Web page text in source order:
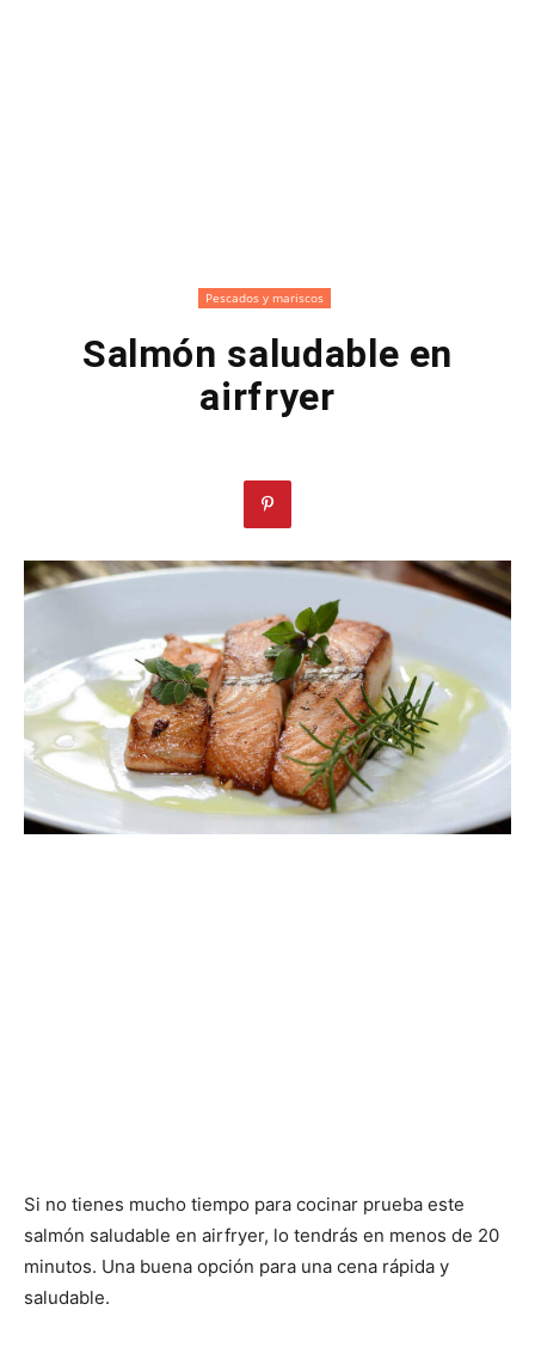
Pescados y mariscos
Salmón saludable en
airfryer
Si no tienes mucho tiempo para cocinar prueba este
salmón saludable en airfryer, lo tendrás en menos de 20
minutos. Una buena opción para una cena rápida y
saludable.